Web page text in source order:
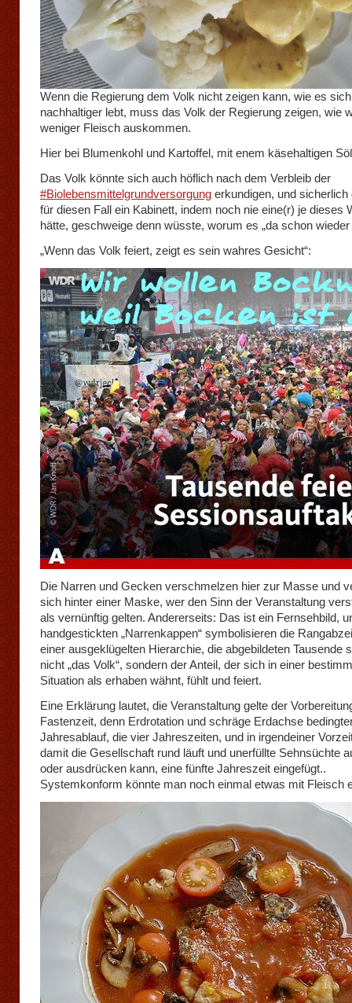
Wenn die Regierung dem Volk nicht zeigen kann, wie es sich
nachhaltiger lebt, muss das Volk der Regierung zeigen, wie
weniger Fleisch auskommen.
Hier bei Blumenkohl und Kartoffel, mit enem käsehaltigen
Das Volk könnte sich auch höflich nach dem Verbleib der
#Biolebensmittelgrundversorgung erkundigen, und sicherlich
für diesen Fall ein Kabinett, indem noch nie eine(r) je dieses
hätte, geschweige denn wüsste, worum es „da schon wieder
„Wenn das Volk feiert, zeigt es sein wahres Gesicht“:
Die Narren und Gecken verschmelzen hier zur Masse und
sich hinter einer Maske, wer den Sinn der Veranstaltung
als vernünftig gelten. Andererseits: Das ist ein Fernsehbild,
handgestickten „Narrenkappen“ symbolisieren die
einer ausgeklügelten Hierarchie, die abgebildeten Tausende
nicht „das Volk“, sondern der Anteil, der sich in einer
Situation als erhaben wähnt, fühlt und feiert.
Eine Erklärung lautet, die Veranstaltung gelte der
Fastenzeit, denn Erdrotation und schräge Erdachse
Jahresablauf, die vier Jahreszeiten, und in irgendeiner
damit die Gesellschaft rund läuft und unerfüllte Sehnsüchte
oder ausdrücken kann, eine fünfte Jahreszeit eingefügt..
Systemkonform könnte man noch einmal etwas mit Fleisch